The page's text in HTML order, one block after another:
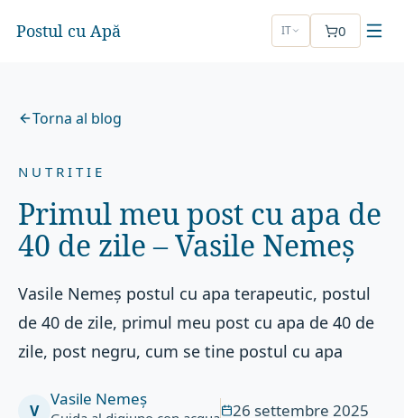
Postul cu Apă IT 0
Torna al blog
NUTRITIE
Primul meu post cu apa de
40 de zile – Vasile Nemeș
Vasile Nemeș postul cu apa terapeutic, postul
de 40 de zile, primul meu post cu apa de 40 de
zile, post negru, cum se tine postul cu apa
V
Vasile Nemeș
26 settembre 2025